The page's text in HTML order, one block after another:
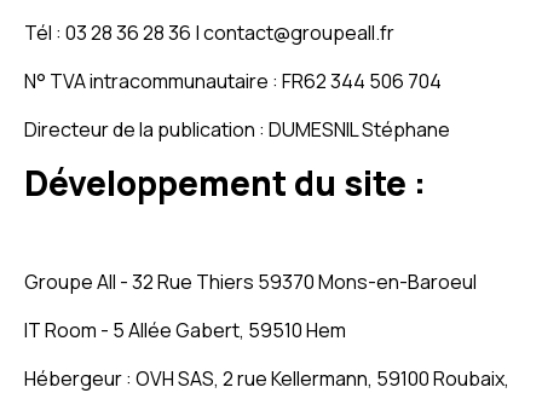
Tél : 03 28 36 28 36 | contact@groupeall.fr
N° TVA intracommunautaire : FR62 344 506 704
Directeur de la publication : DUMESNIL Stéphane
Développement du site :
Groupe All - 32 Rue Thiers 59370 Mons-en-Baroeul
IT Room - 5 Allée Gabert, 59510 Hem
Hébergeur : OVH SAS, 2 rue Kellermann, 59100 Roubaix,